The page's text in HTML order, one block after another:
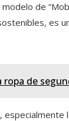
de
es
ropa de